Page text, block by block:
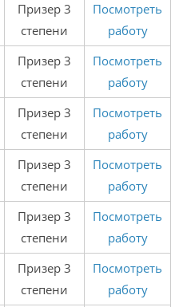
Призер 3
степени
Посмотреть
работу
Призер 3
степени
Посмотреть
работу
Призер 3
степени
Посмотреть
работу
Призер 3
степени
Посмотреть
работу
Призер 3
степени
Посмотреть
работу
Призер 3
степени
Посмотреть
работу